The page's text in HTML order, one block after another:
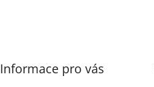
Informace pro vás